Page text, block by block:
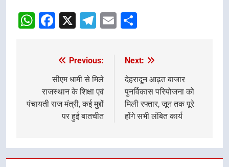
WhatsApp
Facebook
X Telegram
Email
navigation
Previous:
सीएम धामी से मिले
राजस्थान के शिक्षा एवं
पंचायती राज मंत्री, कई मुद्दों
पर हुई बातचीत
Next:
देहरादून आढ़त बाजार
पुनर्विकास परियोजना को
मिली रफ्तार, जून तक पूरे
होंगे सभी लंबित कार्य